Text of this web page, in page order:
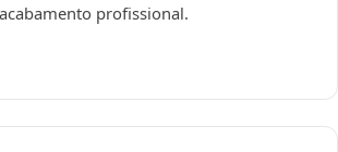
profissional.